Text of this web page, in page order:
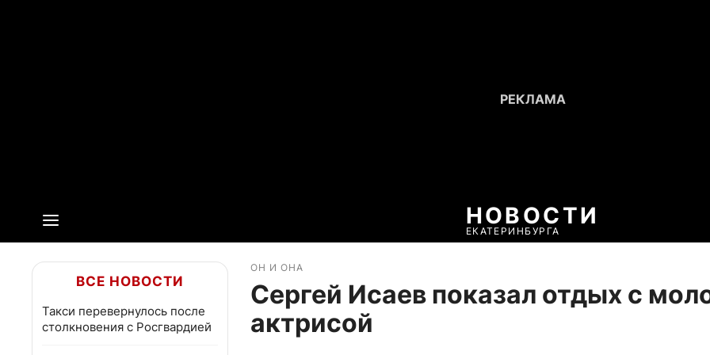
НОВОСТИ
ЕКАТЕРИНБУРГА
ВСЕ НОВОСТИ
Такси перевернулось после
столкновения с Росгвардией
ОН И ОНА
Сергей Исаев показал отдых с
актрисой